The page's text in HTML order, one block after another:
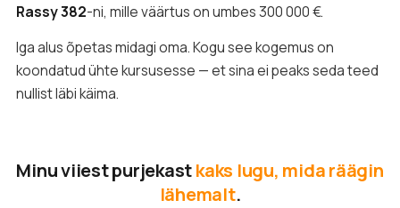
Rassy 382-ni, mille väärtus on umbes 300 000 €.
Iga alus õpetas midagi oma. Kogu see kogemus on
koondatud ühte kursusesse — et sina ei peaks seda teed
nullist läbi käima.
Minu viiest purjekastkaks lugu, mida räägin
lähemalt.